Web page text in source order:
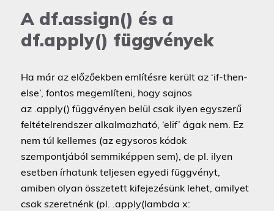
A df.assign() és a
df.apply() függvények
Ha már az előzőekben említésre került az ‘if-then-
else’, fontos megemlíteni, hogy sajnos
az .apply() függvényen belül csak ilyen egyszerű
feltételrendszer alkalmazható, ‘elif’ ágak nem. Ez
nem túl kellemes (az egysoros kódok
szempontjából semmiképpen sem), de pl. ilyen
esetben írhatunk teljesen egyedi függvényt,
amiben olyan összetett kifejezésünk lehet, amilyet
csak szeretnénk (pl. .apply(lambda x: